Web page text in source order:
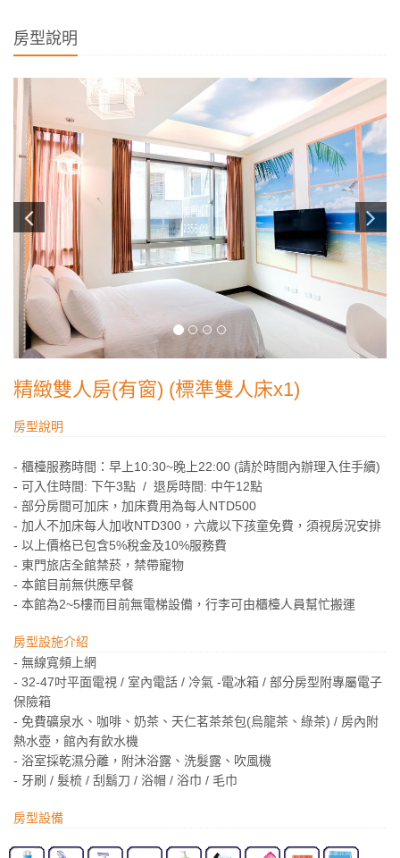
房型說明
精緻雙人房(有窗) (標準雙人床x1)
房型說明
- 櫃檯服務時間：早上10:30~晚上22:00 (請於時間內辦理入住手續)
- 可入住時間: 下午3點 / 退房時間: 中午12點
- 部分房間可加床，加床費用為每人NTD500
- 加人不加床每人加收NTD300，六歲以下孩童免費，須視房況安排
- 以上價格已包含5%稅金及10%服務費
- 東門旅店全館禁菸，禁帶寵物
- 本館目前無供應早餐
- 本館為2~5樓而目前無電梯設備，行李可由櫃檯人員幫忙搬運
房型設施介紹
- 無線寬頻上網
- 32-47吋平面電視 / 室內電話 / 冷氣 -電冰箱 / 部分房型附專屬電子
保險箱
- 免費礦泉水、咖啡、奶茶、天仁茗茶茶包(烏龍茶、綠茶) / 房內附
熱水壺，館內有飲水機
- 浴室採乾濕分離，附沐浴露、洗髮露、吹風機
- 牙刷 / 髮梳 / 刮鬍刀 / 浴帽 / 浴巾 / 毛巾
房型設備